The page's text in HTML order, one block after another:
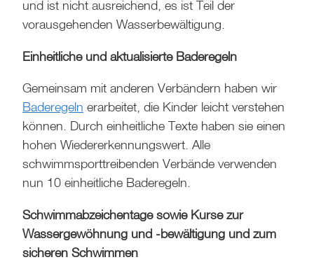
und ist nicht ausreichend, es ist Teil der
vorausgehenden Wasserbewältigung.
Einheitliche und aktualisierte Baderegeln
Gemeinsam mit anderen Verbändern haben wir
Baderegeln erarbeitet, die Kinder leicht verstehen
können. Durch einheitliche Texte haben sie einen
hohen Wiedererkennungswert. Alle
schwimmsporttreibenden Verbände verwenden
nun 10 einheitliche Baderegeln.
Schwimmabzeichentage sowie Kurse zur
Wassergewöhnung und -bewältigung und zum
sicheren Schwimmen